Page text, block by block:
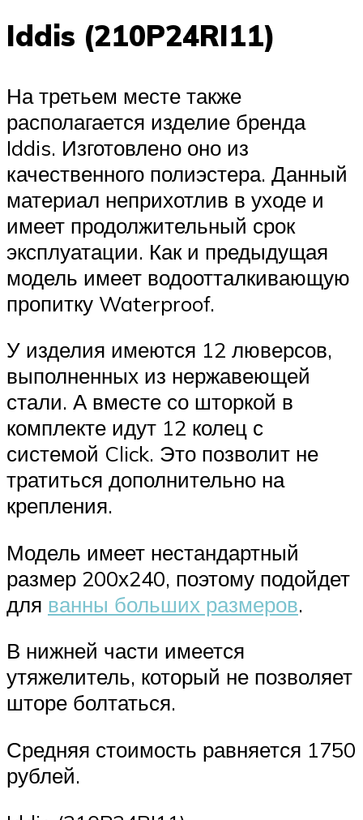
Iddis (210P24RI11)
На третьем месте также
располагается изделие бренда
Iddis. Изготовлено оно из
качественного полиэстера. Данный
материал неприхотлив в уходе и
имеет продолжительный срок
эксплуатации. Как и предыдущая
модель имеет водоотталкивающую
пропитку Waterproof.
У изделия имеются 12 люверсов,
выполненных из нержавеющей
стали. А вместе со шторкой в
комплекте идут 12 колец с
системой Click. Это позволит не
тратиться дополнительно на
крепления.
Модель имеет нестандартный
размер 200х240, поэтому подойдет
для ванны больших размеров.
В нижней части имеется
утяжелитель, который не позволяет
шторе болтаться.
Средняя стоимость равняется 1750
рублей.